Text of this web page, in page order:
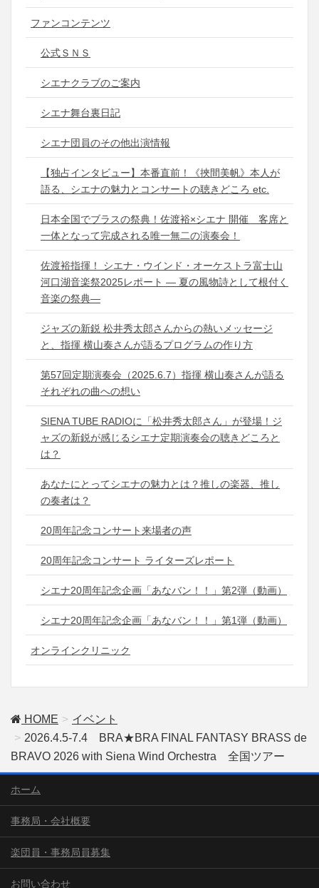
ファンコンテンツ
公式ＳＮＳ
シエナクラブのご案内
シエナ舞台裏日記
シエナ団員のその他出演情報
【独占インタビュー】本番直前！《挾間美帆》本人が
語る、シエナの魅力とコンサートの聴きどころ etc.
日本全国でブラスの祭典！佐渡裕×シエナ 開催 客席と
一体となって完成される唯一無二の演奏会！
佐渡裕指揮！ シエナ・ウインド・オーケストラ富士山
河口湖音楽祭2025レポート ― 夏の風物詩として根付く
音楽の祭典―
ジャズの新鋭 松井秀太郎さんからの熱いメッセージ
と、指揮 横山奏さんが語るプログラムの作り方
第57回定期演奏会（2025.6.7）指揮 横山奏さんが語る
それぞれの曲への想い
SIENA TUBE RADIOに「松井秀太郎さん」が登場！ジ
ャズの新鋭が感じるシエナ定期演奏会の聴きどころと
は？
あなたにとってシエナの魅力とは？推しの楽器、推し
の奏者は？
20周年記念コンサート来場者の声
20周年記念コンサート ライターズレポート
シエナ20周年記念企画「あなバン！！」第2弾（動画）
シエナ20周年記念企画「あなバン！！」第1弾（動画）
オンラインクリニック
HOME
イベント
2026.4.5-7.4 BRA★BRA FINAL FANTASY BRASS de
BRAVO 2026 with Siena Wind Orchestra 全国ツアー
ホーム
事務局・会社概要
楽団員・事務局員募集
お問い合わせ